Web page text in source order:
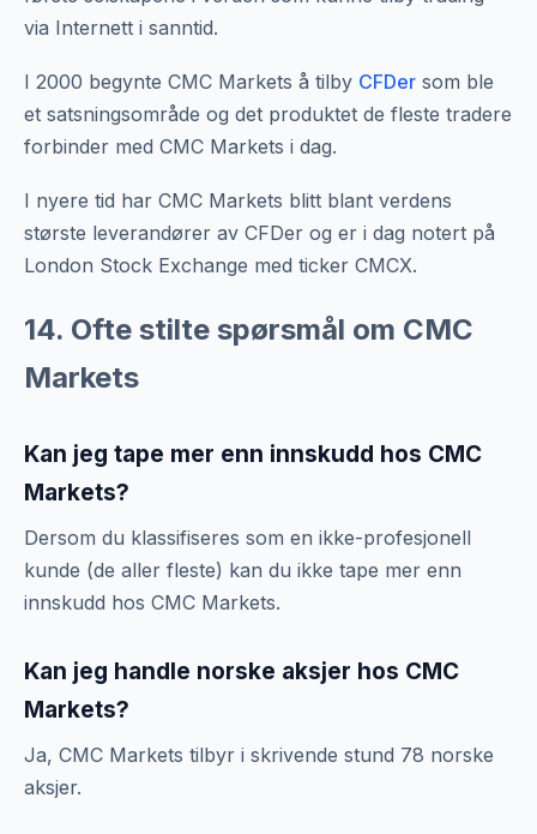
via Internett i sanntid.
I 2000 begynte CMC Markets å tilby CFDer som ble
et satsningsområde og det produktet de fleste tradere
forbinder med CMC Markets i dag.
I nyere tid har CMC Markets blitt blant verdens
største leverandører av CFDer og er i dag notert på
London Stock Exchange med ticker CMCX.
14. Ofte stilte spørsmål om CMC
Markets
Kan jeg tape mer enn innskudd hos CMC
Markets?
Dersom du klassifiseres som en ikke-profesjonell
kunde (de aller fleste) kan du ikke tape mer enn
innskudd hos CMC Markets.
Kan jeg handle norske aksjer hos CMC
Markets?
Ja, CMC Markets tilbyr i skrivende stund 78 norske
aksjer.